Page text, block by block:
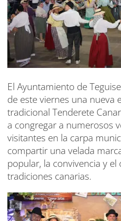
El Ayuntamiento de
de este viernes una nueva
tradicional Tenderete
a congregar a numerosos
visitantes en la carpa
compartir una velada
popular, la convivencia y
tradiciones canarias.